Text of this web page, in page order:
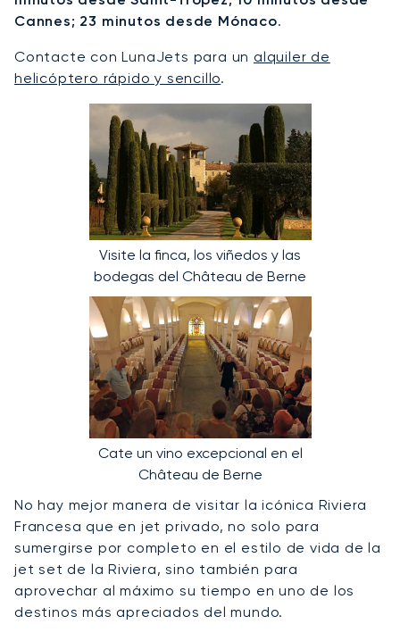
Cannes; 23 minutos desde Mónaco.
Contacte con LunaJets para un alquiler de
helicóptero rápido y sencillo.
Visite la finca, los viñedos y las
bodegas del Château de Berne
Cate un vino excepcional en el
Château de Berne
No hay mejor manera de visitar la icónica Riviera
Francesa que en jet privado, no solo para
sumergirse por completo en el estilo de vida de la
jet set de la Riviera, sino también para
aprovechar al máximo su tiempo en uno de los
destinos más apreciados del mundo.